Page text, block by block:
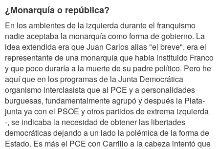
¿Monarquía o república?
En los ambientes de la izquierda durante el franquismo
nadie aceptaba la monarquía como forma de gobierno. La
idea extendida era que Juan Carlos alias "el breve", era el
representante de una monarquía que había instituido Franco
y que poco duraría a la muerte de su padre político. Pero he
aquí que en los programas de la Junta Democrática
organismo interclasista que al PCE y a personalidades
burguesas, fundamentalmente agrupó y después la Plata-
junta ya con el PSOE y otros partidos de extrema izquierda
-, se indicaba la necesidad de obtener las libertades
democráticas dejando a un lado la polémica de la forma de
Estado. Es más el PCE con Carrillo a la cabeza intentó que